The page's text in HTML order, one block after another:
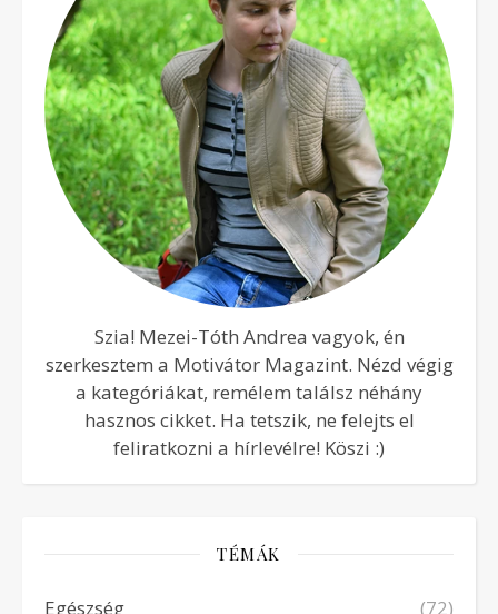
Szia! Mezei-Tóth Andrea vagyok, én
szerkesztem a Motivátor Magazint. Nézd végig
a kategóriákat, remélem találsz néhány
hasznos cikket. Ha tetszik, ne felejts el
feliratkozni a hírlevélre! Köszi :)
TÉMÁK
Egészség
(72)